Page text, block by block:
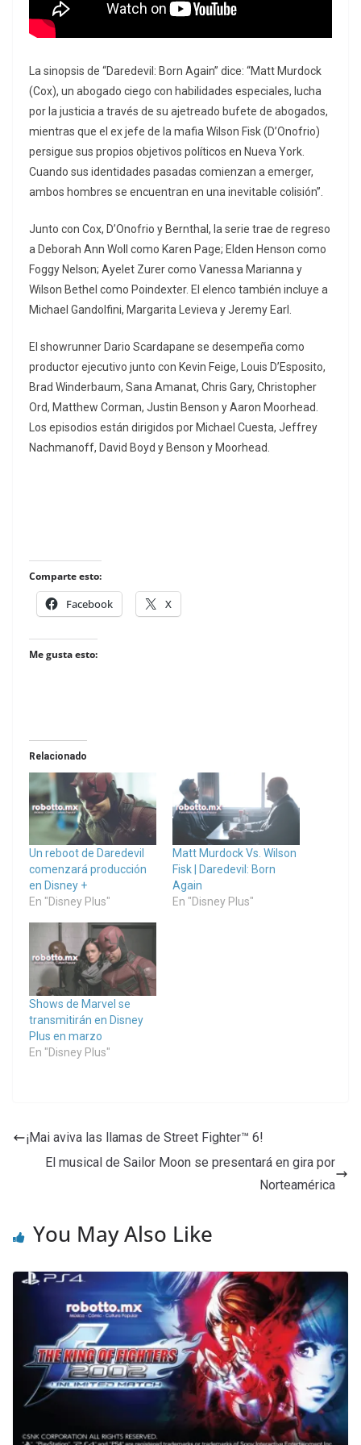
La sinopsis de “Daredevil: Born Again” dice: “Matt Murdock
(Cox), un abogado ciego con habilidades especiales, lucha
por la justicia a través de su ajetreado bufete de abogados,
mientras que el ex jefe de la mafia Wilson Fisk (D’Onofrio)
persigue sus propios objetivos políticos en Nueva York.
Cuando sus identidades pasadas comienzan a emerger,
ambos hombres se encuentran en una inevitable colisión”.
Junto con Cox, D’Onofrio y Bernthal, la serie trae de regreso
a Deborah Ann Woll como Karen Page; Elden Henson como
Foggy Nelson; Ayelet Zurer como Vanessa Marianna y
Wilson Bethel como Poindexter. El elenco también incluye a
Michael Gandolfini, Margarita Levieva y Jeremy Earl.
El showrunner Dario Scardapane se desempeña como
productor ejecutivo junto con Kevin Feige, Louis D’Esposito,
Brad Winderbaum, Sana Amanat, Chris Gary, Christopher
Ord, Matthew Corman, Justin Benson y Aaron Moorhead.
Los episodios están dirigidos por Michael Cuesta, Jeffrey
Nachmanoff, David Boyd y Benson y Moorhead.
Comparte esto:
Facebook X
Me gusta esto:
Relacionado
Un reboot de Daredevil
comenzará producción
en Disney +
En "Disney Plus"
Matt Murdock Vs. Wilson
Fisk | Daredevil: Born
Again
En "Disney Plus"
Shows de Marvel se
transmitirán en Disney
Plus en marzo
En "Disney Plus"
¡Mai aviva las llamas de Street Fighter™ 6!
El musical de Sailor Moon se presentará en gira por
Norteamérica
You May Also Like